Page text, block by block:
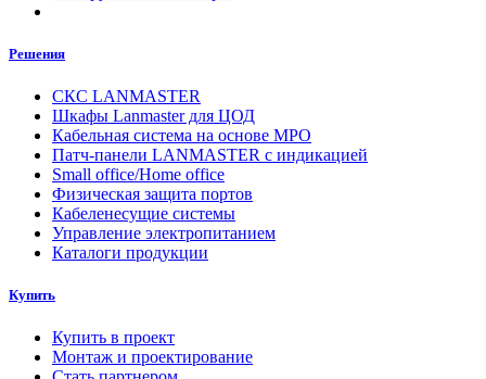
Решения
СКС LANMASTER
Шкафы Lanmaster для ЦОД
Кабельная система на основе MPO
Патч-панели LANMASTER с индикацией
Small office/Home office
Физическая защита портов
Кабеленесущие системы
Управление электропитанием
Каталоги продукции
Купить
Купить в проект
Монтаж и проектирование